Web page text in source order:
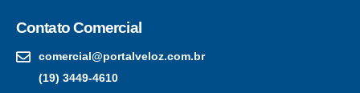
Contato Comercial
comercial@portalveloz.com.br
(19) 3449-4610